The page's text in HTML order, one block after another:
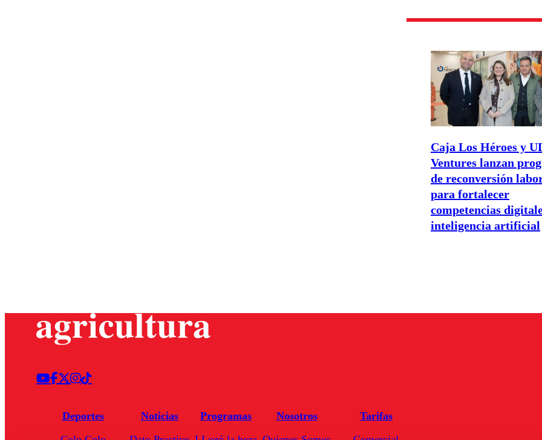
Caja Los Héroes y
Ventures lanzan
de reconversión
para fortalecer
competencias
inteligencia artificial
Deportes
Noticias
Programas
Nosotros
Tarifas